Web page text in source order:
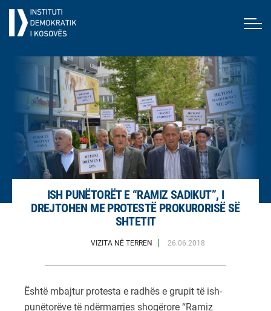
ISH PUNËTORËT E “RAMIZ SADIKUT”, I
DREJTOHEN ME PROTESTË PROKURORISË SË
SHTETIT
VIZITA NË TERREN 26.06.2018
Është mbajtur protesta e radhës e grupit të ish-
punëtorëve të ndërmarrjes shoqërore “Ramiz